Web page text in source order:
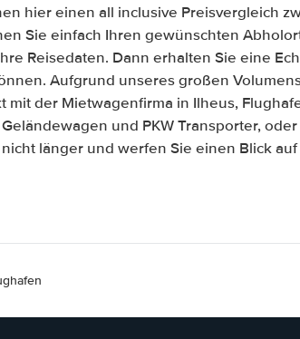
hier einen all inclusive Preisvergleich
Sie einfach Ihren gewünschten
Reisedaten. Dann erhalten Sie eine
Aufgrund unseres großen
mit der Mietwagenfirma in Ilheus,
und PKW Transporter,
nicht länger und werfen Sie einen Blick